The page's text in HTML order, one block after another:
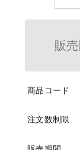
販
商品コード
注文数制限